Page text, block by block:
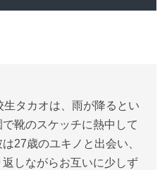
タカオは、雨が降るとい
靴のスケッチに熱中して
27歳のユキノと出会い、
しながらお互いに少しず